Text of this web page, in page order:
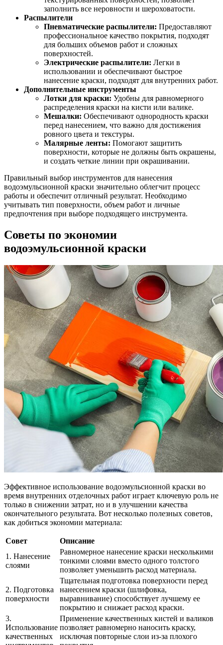
заполнить все неровности и шероховатости.
Распылители
Пневматические распылители: Предоставляют
профессиональное качество покрытия, подходят
для больших объемов работ и сложных
поверхностей.
Электрические распылители: Легки в
использовании и обеспечивают быстрое
нанесение краски, подходят для внутренних работ.
Дополнительные инструменты
Лотки для краски: Удобны для равномерного
распределения краски на кисти или валике.
Мешалки: Обеспечивают однородность краски
перед нанесением, что важно для достижения
ровного цвета и текстуры.
Малярные ленты: Помогают защитить
поверхности, которые не должны быть окрашены,
и создать четкие линии при окрашивании.
Правильный выбор инструментов для нанесения
водоэмульсионной краски значительно облегчит процесс
работы и обеспечит отличный результат. Необходимо
учитывать тип поверхности, объем работ и личные
предпочтения при выборе подходящего инструмента.
Советы по экономии
водоэмульсионной краски
Эффективное использование водоэмульсионной краски во
время внутренних отделочных работ играет ключевую роль не
только в снижении затрат, но и в улучшении качества
окончательного результата. Вот несколько полезных советов,
как добиться экономии материала:
Совет
Описание
1. Нанесение
слоями
Равномерное нанесение краски несколькими
тонкими слоями вместо одного толстого
позволяет уменьшить расход материала.
2. Подготовка
поверхности
Тщательная подготовка поверхности перед
нанесением краски (шлифовка,
выравнивание) способствует лучшему ее
покрытию и снижает расход краски.
3.
Использование
качественных
Применение качественных кистей и валиков
позволяет равномерно наносить краску,
исключая повторные слои из-за плохого